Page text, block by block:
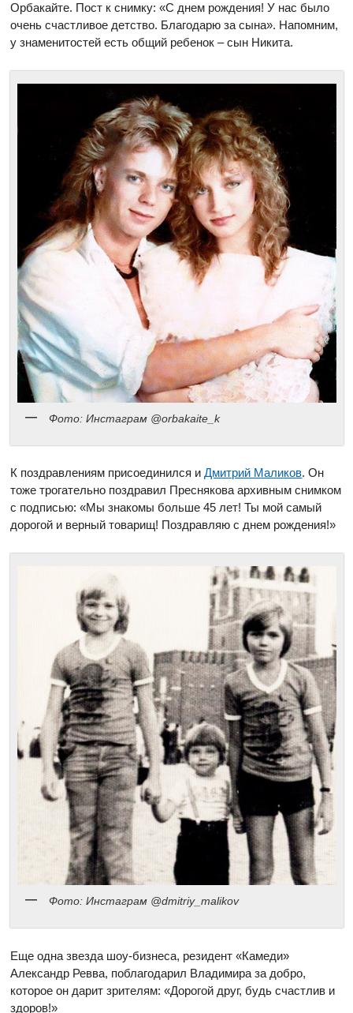
Орбакайте. Пост к снимку: «С днем рождения! У нас было
очень счастливое детство. Благодарю за сына». Напомним,
у знаменитостей есть общий ребенок – сын Никита.
Фото: Инстаграм @orbakaite_k
К поздравлениям присоединился иДмитрий Маликов. Он
тоже трогательно поздравил Преснякова архивным снимком
с подписью: «Мы знакомы больше 45 лет! Ты мой самый
дорогой и верный товарищ! Поздравляю с днем рождения!»
Фото: Инстаграм @dmitriy_malikov
Еще одна звезда шоу-бизнеса, резидент «Камеди»
Александр Ревва, поблагодарил Владимира за добро,
которое он дарит зрителям: «Дорогой друг, будь счастлив и
здоров!»